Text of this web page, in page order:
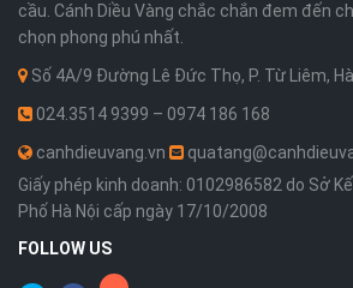
cầu. Cánh Diều Vàng chắc chắn đem đến
chọn phong phú nhất.
Số 4A/9 Đường Lê Đức Thọ, P. Từ Liêm,
024.3514 9399 – 0974 186 168
canhdieuvang.vn
Giấy phép kinh doanh: 0102986582 do Sở
Phố Hà Nội cấp ngày 17/10/2008
FOLLOW US